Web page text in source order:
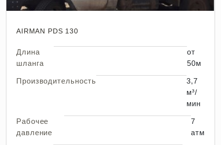
AIRMAN PDS 130
Длина
шланга
от
50м
Производительность
3,7
м³/
мин
Рабочее
давление
7
атм